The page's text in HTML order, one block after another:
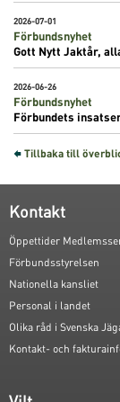
2026-07-01
Förbundsnyhet
Gott Nytt Jaktår,
2026-06-26
Förbundsnyhet
Förbundets
Tillbaka till
Kontakt
Öppettider
Förbundsstyrelsen
Nationella kansliet
Personal i landet
Olika råd i Svenska
Kontakt- och